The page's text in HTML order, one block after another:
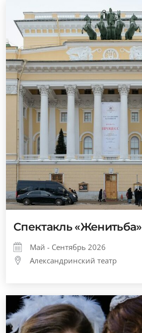
Спектакль «Женитьба»
Май - Сентябрь 2026
Александринский театр